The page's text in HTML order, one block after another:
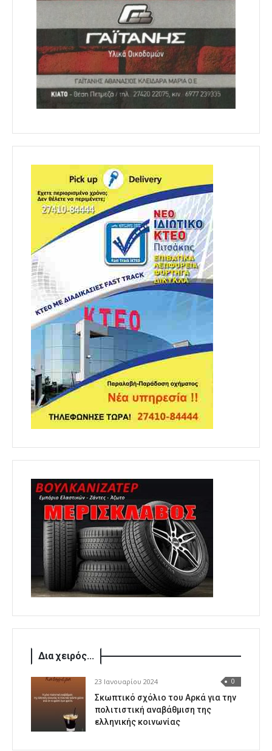
Δια χειρός...
23 Ιανουαρίου 2024 0
Σκωπτικό σχόλιο του Αρκά για την
πολιτιστική αναβάθμιση της
ελληνικής κοινωνίας